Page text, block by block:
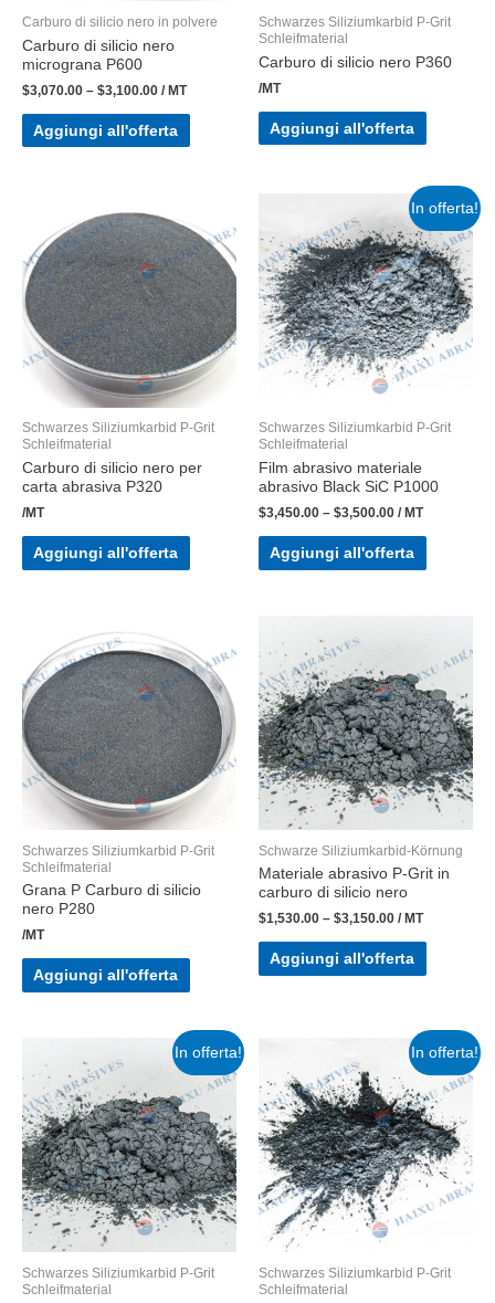
Carburo di silicio nero in polvere
Carburo di silicio nero
micrograna P600
$3,070.00 – $3,100.00 / MT
Aggiungi all'offerta
Schwarzes Siliziumkarbid P-Grit
Schleifmaterial
Carburo di silicio nero P360
/MT
Aggiungi all'offerta
Schwarzes Siliziumkarbid P-Grit
Schleifmaterial
Carburo di silicio nero per
carta abrasiva P320
/MT
Aggiungi all'offerta
In offerta!
Schwarzes Siliziumkarbid P-Grit
Schleifmaterial
Film abrasivo materiale
abrasivo Black SiC P1000
$3,450.00 – $3,500.00 / MT
Aggiungi all'offerta
Schwarzes Siliziumkarbid P-Grit
Schleifmaterial
Grana P Carburo di silicio
nero P280
/MT
Aggiungi all'offerta
Schwarze Siliziumkarbid-Körnung
Materiale abrasivo P-Grit in
carburo di silicio nero
$1,530.00 – $3,150.00 / MT
Aggiungi all'offerta
In offerta!
Schwarzes Siliziumkarbid P-Grit
Schleifmaterial
In offerta!
Schwarzes Siliziumkarbid P-Grit
Schleifmaterial